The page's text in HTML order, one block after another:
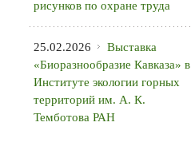
рисунков по охране труда
25.02.2026
Выставка
«Биоразнообразие Кавказа» в
Институте экологии горных
территорий им. А. К.
Темботова РАН